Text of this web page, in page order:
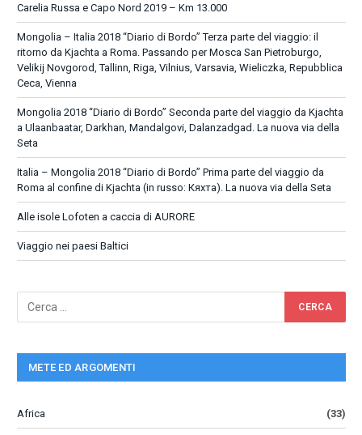
Carelia Russa e Capo Nord 2019 – Km 13.000
Mongolia – Italia 2018 “Diario di Bordo” Terza parte del viaggio: il
ritorno da Kjachta a Roma. Passando per Mosca San Pietroburgo,
Velikij Novgorod, Tallinn, Riga, Vilnius, Varsavia, Wieliczka, Repubblica
Ceca, Vienna
Mongolia 2018 “Diario di Bordo” Seconda parte del viaggio da Kjachta
a Ulaanbaatar, Darkhan, Mandalgovi, Dalanzadgad. La nuova via della
Seta
Italia – Mongolia 2018 “Diario di Bordo” Prima parte del viaggio da
Roma al confine di Kjachta (in russo: Кяхта). La nuova via della Seta
Alle isole Lofoten a caccia di AURORE
Viaggio nei paesi Baltici
METE ED ARGOMENTI
Africa (33)